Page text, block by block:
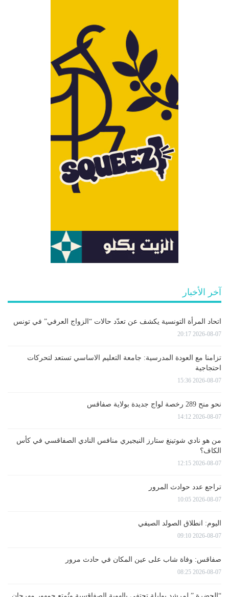
آخر الأخبار
اتحاد المرأة التونسية يكشف عن تعدّد حالات “الزواج العرفي” في تونس
2026-08-07 20:17
تزامنا مع العودة المدرسية: جامعة التعليم الاساسي تستعد لتحركات
احتجاجية
2026-08-07 15:36
نحو منح 289 رخصة لواج جديدة بولاية صفاقس
2026-08-07 14:12
من هو نادي شوتينغ ستارز النيجيري منافس النادي الصفاقسي في كأس
الكاف؟
2026-08-07 12:15
تراجع عدد حوادث المرور
2026-08-07 10:05
اليوم: انطلاق الصولد الصيفي
2026-08-07 09:10
صفاقس: وفاة شاب على عين المكان في حادث مرور
2026-08-07 08:25